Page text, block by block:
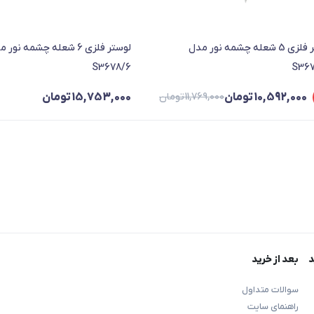
لوستر فلزی 5 شعله چشمه نور مدل
11,769,000تومان 10,592,000تومان
لوستر فلزی 6 شعله چشمه
S3678/6
15,753,000تومان
بعد از خرید
سوالات متداول
راهنمای سایت